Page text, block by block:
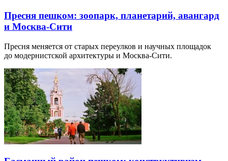
Пресня пешком: зоопарк, планетарий, авангард
и Москва-Сити
Пресня меняется от старых переулков и научных площадок
до модернистской архитектуры и Москва-Сити.